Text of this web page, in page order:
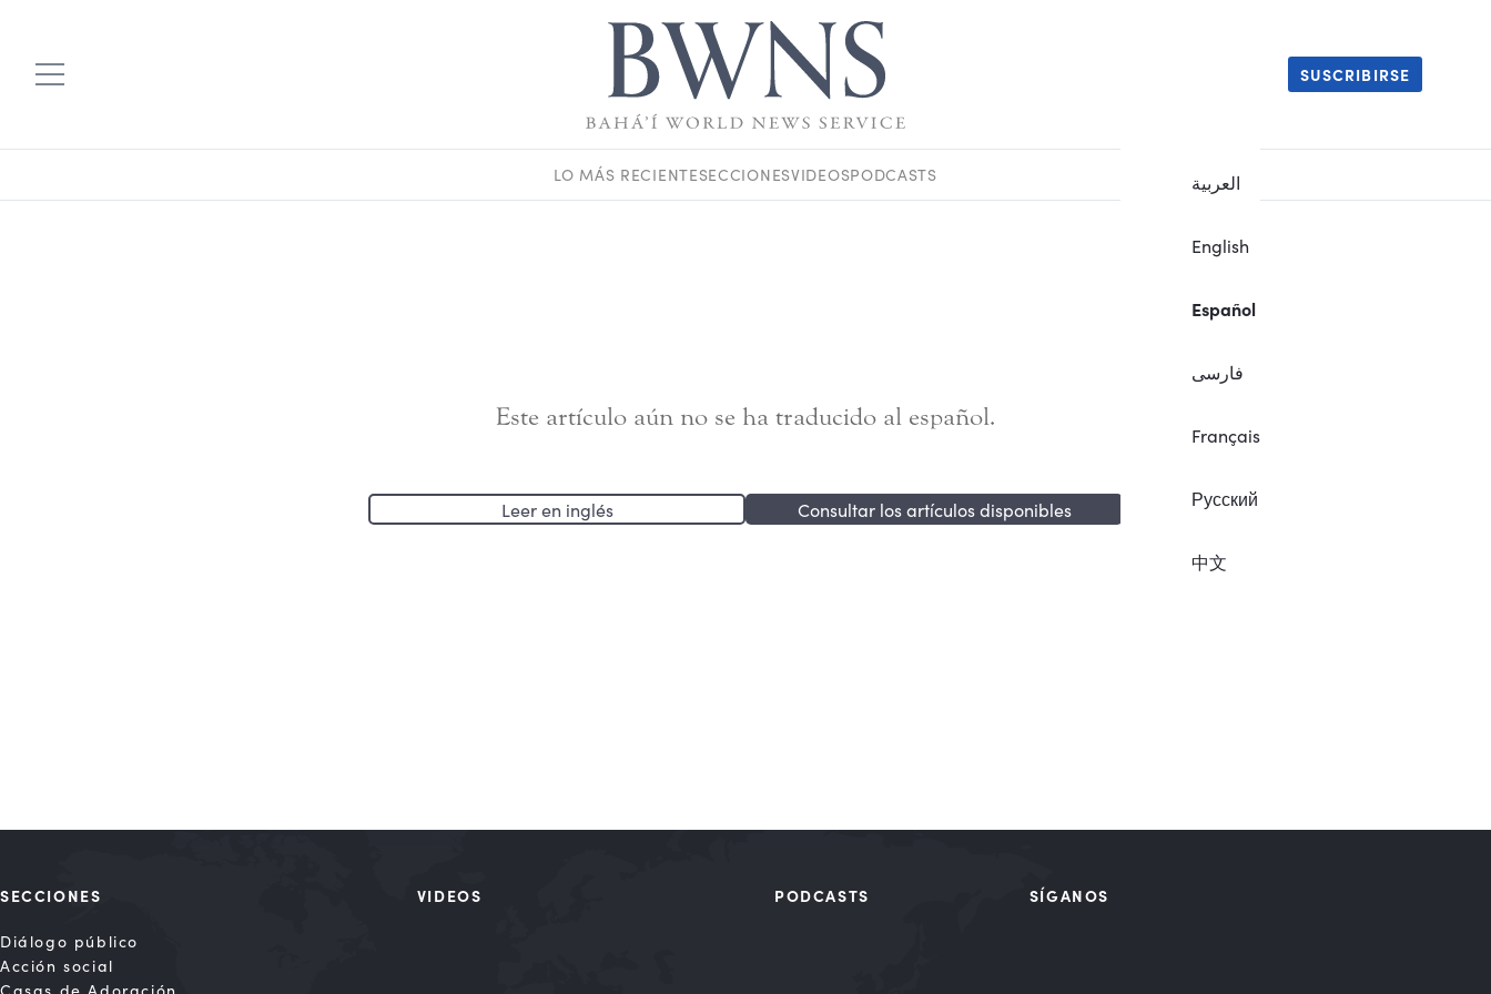
العربية
English
Español
فارسی
Français
Русский
中文
SUSCRIBIRSE
LO MÁS RECIENTESECCIONESVIDEOSPODCASTS
Este artículo aún no se ha traducido al español.
Leer en inglés Consultar los artículos disponibles
SECCIONES
Diálogo público
Acción social
Casas de Adoración
VIDEOS PODCASTS SÍGANOS